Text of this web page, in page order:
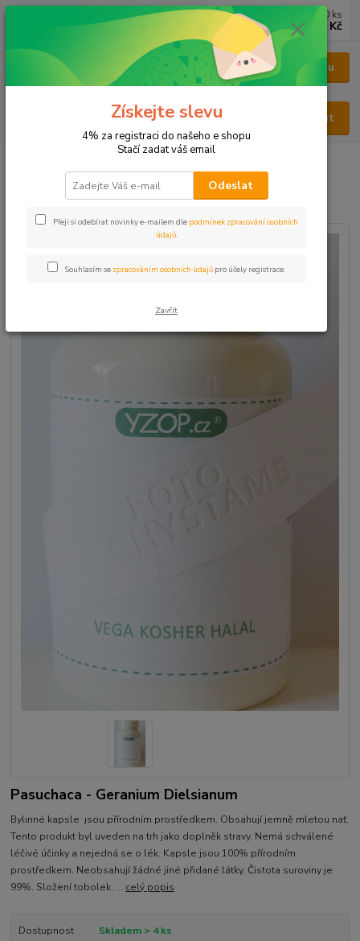
Menu
Hledat
0 ks
0 Kč
Bylinné kapsle Pasuchaca
Pasuchaca - Geranium Dielsianum
Bylinné kapsle jsou přírodním prostředkem. Obsahují jemně mletou nať.
Tento produkt byl uveden na trh jako doplněk stravy. Nemá schválené
léčivé účinky a nejedná se o lék. Kapsle jsou 100% přírodním
prostředkem. Neobsahují žádné jiné přidané látky. Čistota suroviny je
99%. Složení tobolek: ... celý popis
Dostupnost Skladem > 4 ks
Získejte slevu
4% za registraci do našeho e shopu
Stačí zadat váš email
Odeslat
Přeji si odebírat novinky e-mailem dle podmínek zpracování osobních
údajů.
Souhlasím se zpracováním osobních údajů pro účely registrace.
Zavřít